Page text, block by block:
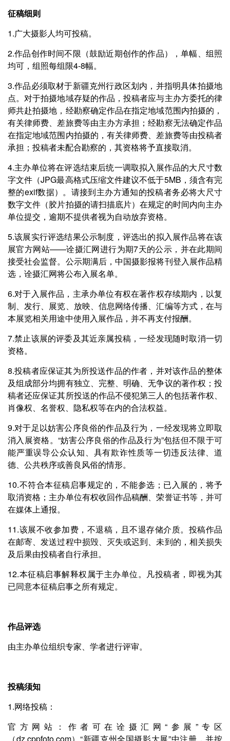
征稿细则
1.广大摄影人均可投稿。
2.作品创作时间不限（鼓励近期创作的作品），单幅、组照
均可，组照每组限4-8幅。
3.作品必须取材于新疆克州行政区划内，并指明具体拍摄地
点。对于拍摄地域存疑的作品，投稿者应与主办方委托的律
师共赴拍摄地，经勘察确定作品在指定地域范围内拍摄的，
有关律师费、差旅费等由主办方承担；经勘察无法确定作品
在指定地域范围内拍摄的，有关律师费、差旅费等由投稿者
承担；投稿者未配合勘察的，其资格将予直接取消。
4.主办单位将在评选结束后统一调取拟入展作品的大尺寸数
字文件（JPG最高格式压缩文件建议不低于5MB，须含有完
整的exif数据）。请接到主办方通知的投稿者务必将大尺寸
数字文件（胶片拍摄的请扫描底片）在规定的时间内向主办
单位提交，逾期不提供者视为自动放弃资格。
5.该展实行评选结果公示制度，评选出的拟入展作品将在该
展官方网站——诠摄汇网进行为期7天的公示，并在此期间
接受社会监督。公示期满后，中国摄影报将刊登入展作品精
选，诠摄汇网将公布入展名单。
6.对于入展作品，主承办单位有权在著作权存续期内，以复
制、发行、展览、放映、信息网络传播、汇编等方式，在与
本展览相关用途中使用入展作品，并不再支付报酬。
7.禁止该展的评委及其近亲属投稿，一经发现随时取消一切
资格。
8.投稿者应保证其为所投送作品的作者，并对该作品的整体
及组成部分均拥有独立、完整、明确、无争议的著作权；投
稿者还应保证其所投送的作品不侵犯第三人的包括著作权、
肖像权、名誉权、隐私权等在内的合法权益。
9.对于足以妨害公序良俗的作品及行为，一经发现将立即取
消入展资格。“妨害公序良俗的作品及行为”包括但不限于可
能严重误导公众认知、具有欺诈性质等一切违反法律、道
德、公共秩序或善良风俗的情形。
10.不符合本征稿启事规定的，不能参选；已入展的，将予
取消资格；主办单位有权收回作品稿酬、荣誉证书等，并可
在媒体上通报。
11.该展不收参加费，不退稿，且不退存储介质。投稿作品
在邮寄、发送过程中损毁、灭失或迟到、未到的，相关损失
及后果由投稿者自行承担。
12.本征稿启事解释权属于主办单位。凡投稿者，即视为其
已同意本征稿启事之所有规定。
作品评选
由主办单位组织专家、学者进行评审。
投稿须知
1.网络投稿：
官方网站：作者可在诠摄汇网“参展”专区
（dz.cppfoto.com）“新疆克州全国摄影大展”中注册，并按